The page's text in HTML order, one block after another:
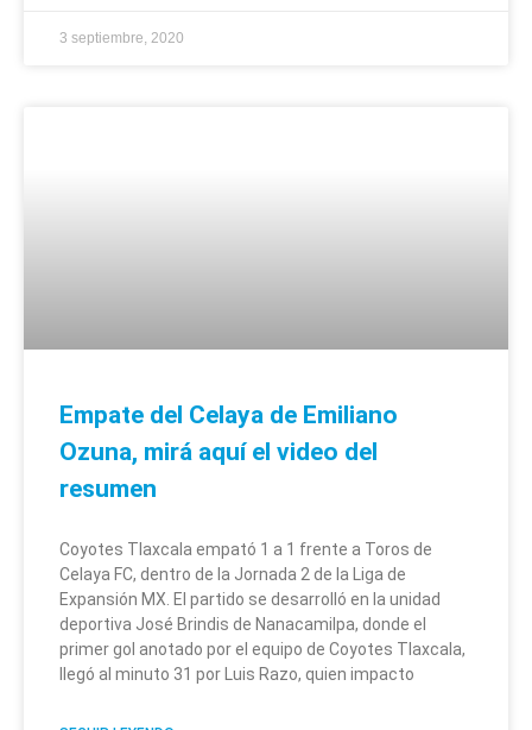
3 septiembre, 2020
Empate del Celaya de Emiliano
Ozuna, mirá aquí el video del
resumen
Coyotes Tlaxcala empató 1 a 1 frente a Toros de
Celaya FC, dentro de la Jornada 2 de la Liga de
Expansión MX. El partido se desarrolló en la unidad
deportiva José Brindis de Nanacamilpa, donde el
primer gol anotado por el equipo de Coyotes Tlaxcala,
llegó al minuto 31 por Luis Razo, quien impacto